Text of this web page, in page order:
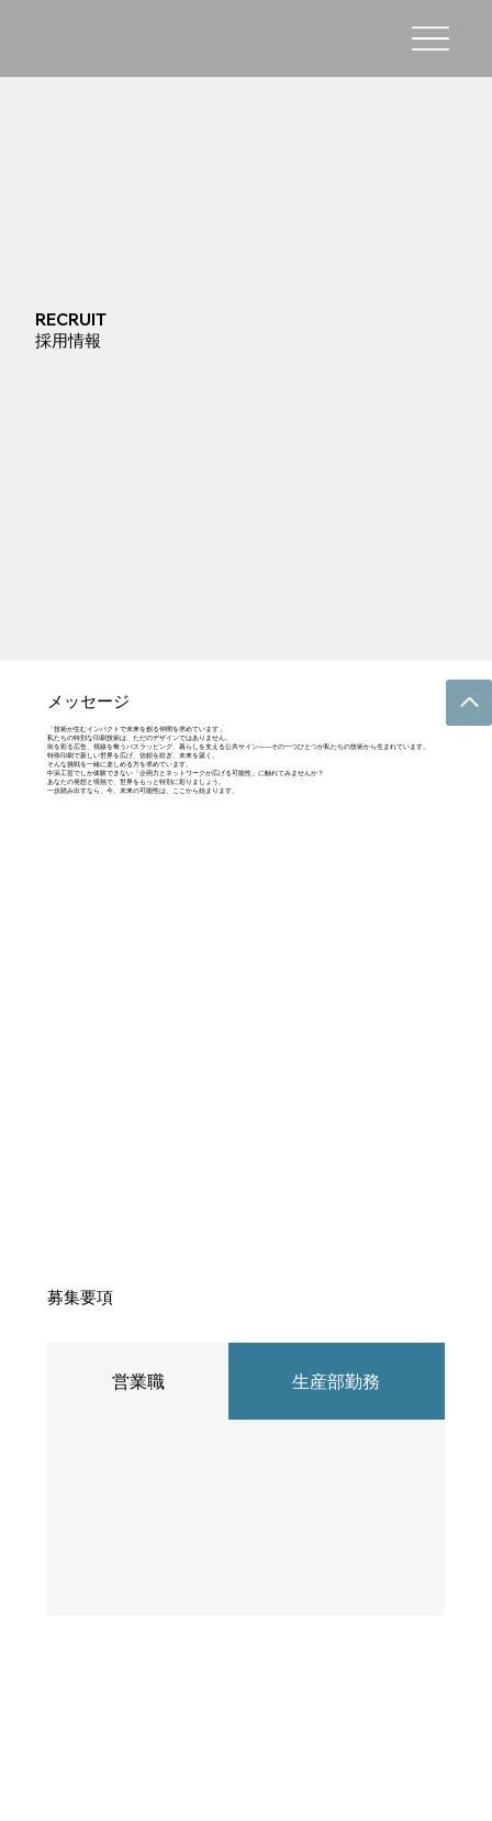
RECRUIT
​採用情報
​メッセージ
「技術が生むインパクトで未来を創る仲間を求めています」
私たちの特別な印刷技術は、ただのデザインではありません。
街を彩る広告、視線を奪うバスラッピング、暮らしを支える公共サイン――その一つひとつが私たちの技術から生まれています。
特殊印刷で新しい世界を広げ、信頼を紡ぎ、未来を築く。
そんな挑戦を一緒に楽しめる方を求めています。
中浜工芸でしか体験できない「企画力とネットワークが広げる可能性」に触れてみませんか？
あなたの発想と情熱で、世界をもっと特別に彩りましょう。
一歩踏み出すなら、今。未来の可能性は、ここから始まります。
募集要項
営業職 生産部勤務